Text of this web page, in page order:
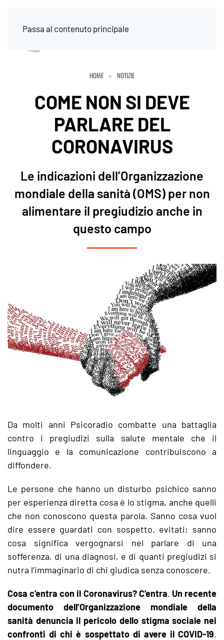
Passa al contenuto principale
HOME NOTIZIE
COME NON SI DEVE
PARLARE DEL
CORONAVIRUS
Le indicazioni dell’Organizzazione
mondiale della sanità (OMS) per non
alimentare il pregiudizio anche in
questo campo
Da molti anni Psicoradio combatte una battaglia
contro i pregiudizi sulla salute mentale che il
linguaggio e la comunicazione contribuiscono a
diffondere.
Le persone che hanno un disturbo psichico sanno
per esperienza diretta cosa è lo stigma, anche quelli
che non conoscono questa parola. Sanno cosa vuol
dire essere guardati con sospetto, evitati; sanno
cosa significa vergognarsi nel parlare di una
sofferenza, di una diagnosi, e di quanti pregiudizi si
nutra l’immaginario di chi giudica senza conoscere.
Cosa c’entra con il Coronavirus? C’entra. Un recente
documento dell’Organizzazione mondiale della
sanità denuncia il pericolo dello stigma sociale nei
confronti di chi è sospettato di avere il COVID-19.